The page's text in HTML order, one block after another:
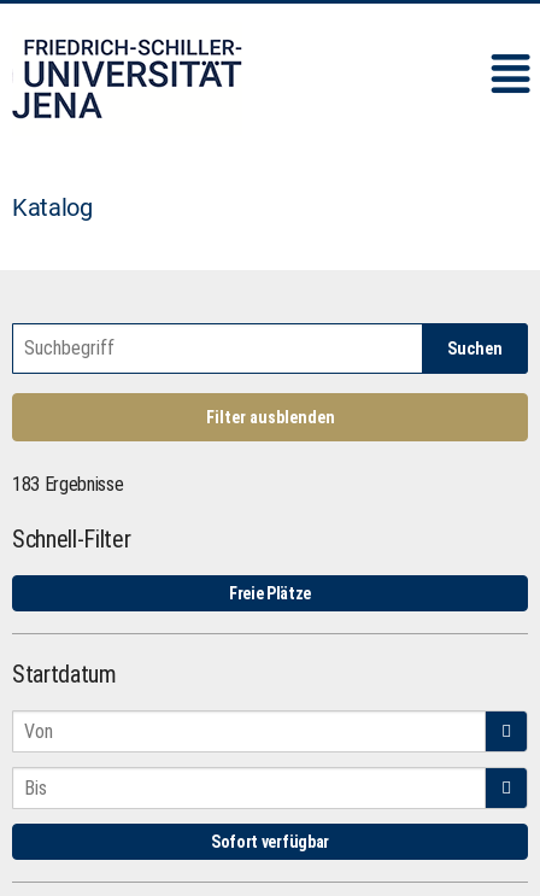
Katalog
Suchen
Filter ausblenden
183 Ergebnisse
Schnell-Filter
Freie Plätze
Startdatum
Sofort verfügbar